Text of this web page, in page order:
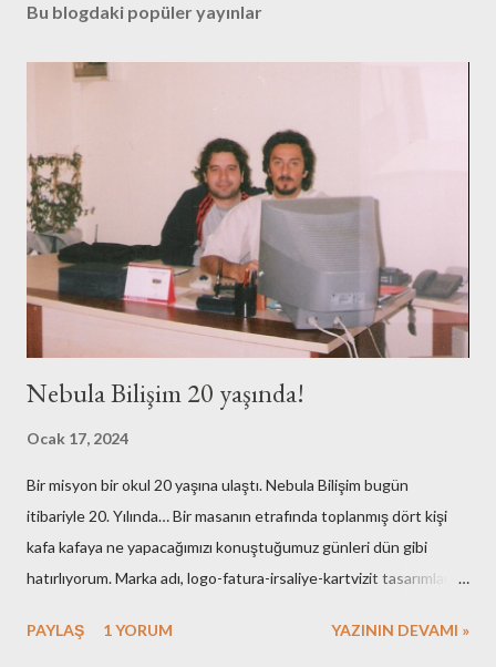
Bu blogdaki popüler yayınlar
Nebula Bilişim 20 yaşında!
Ocak 17, 2024
Bir misyon bir okul 20 yaşına ulaştı. Nebula Bilişim bugün
itibariyle 20. Yılında… Bir masanın etrafında toplanmış dört kişi
kafa kafaya ne yapacağımızı konuştuğumuz günleri dün gibi
hatırlıyorum. Marka adı, logo-fatura-irsaliye-kartvizit tasarımları,
gerekli resmi hazırlıklar. Neredeyse tüm işlemleri kendimiz yaptık.
PAYLAŞ 1 YORUM YAZININ DEVAMI »